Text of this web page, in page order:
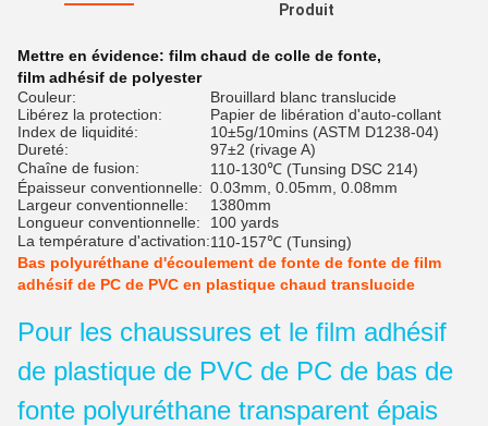
Produit
Mettre en évidence: film chaud de colle de fonte,
film adhésif de polyester
Couleur:
Brouillard blanc translucide
Libérez la protection:
Papier de libération d'auto-collant
Index de liquidité:
10±5g/10mins (ASTM D1238-04)
Dureté:
97±2 (rivage A)
Chaîne de fusion:
110-130℃ (Tunsing DSC 214)
Épaisseur conventionnelle: 0.03mm, 0.05mm, 0.08mm
Largeur conventionnelle:
1380mm
Longueur conventionnelle:
100 yards
La température d'activation:110-157℃ (Tunsing)
Bas polyuréthane d'écoulement de fonte de fonte de film
adhésif de PC de PVC en plastique chaud translucide
Pour les chaussures et le film adhésif
de plastique de PVC de PC de bas de
fonte polyuréthane transparent épais